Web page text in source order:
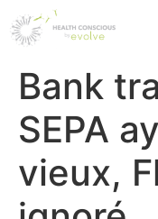
Bank
SEPA
vieux,